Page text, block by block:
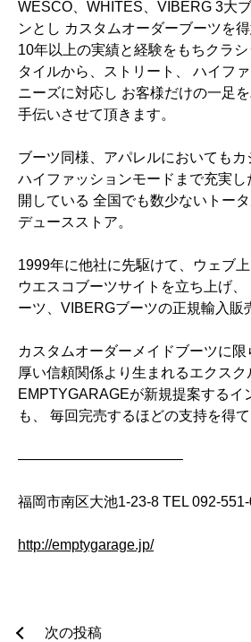
WESCO、WHITES、VIBERG 3大
ンとし カスタムオーダーブーツを
10年以上の実績と経験をもちクラ
タイルから、ストリート、 ハイフ
ニーズに対応し お客様だけの一足
手伝いさせて頂きます。
ブーツ同様、アパレルにおいても
ハイファッションモードまで充実
開している 全国でも数少ないトー
デュースストア。
1999年に他社に先駆けて、ウェブ
ウエスコブーツサイトを立ち上げ
ーツ、VIBERGブーツの正規輸入販
カスタムオーダーメイドブーツに
厚い信頼関係より生まれるエクスク
EMPTYGARAGEが新規提案するイ
も、 毎回完売するほどの支持を得て
———————————–
福岡市南区大池1-23-8 TEL 092-
http://emptygarage.jp/
次の投稿